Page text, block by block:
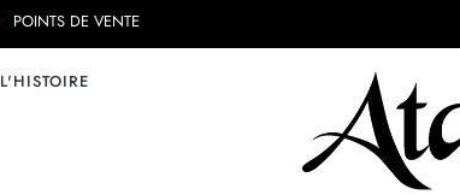
POINTS DE VENTE
L'HISTOIRE